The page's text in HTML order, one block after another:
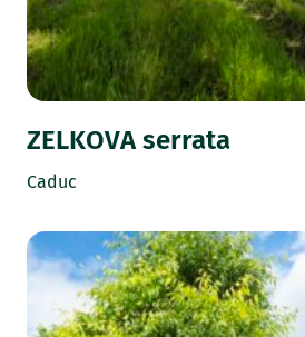
ZELKOVA serrata
Caduc